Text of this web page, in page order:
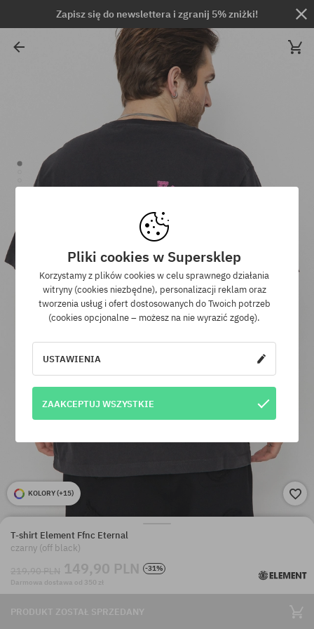
Zapisz się do newslettera i zgranij 5% zniżki!
KOLORY (+15)
T-shirt Element Ffnc Eternal
czarny (off black)
219,90 PLN 149,90 PLN
-31%
Darmowa dostawa od 350 zł
PRODUKT ZOSTAŁ SPRZEDANY
Pliki cookies w Supersklep
Korzystamy z plików cookies w celu sprawnego działania
witryny (cookies niezbędne), personalizacji reklam oraz
tworzenia usług i ofert dostosowanych do Twoich potrzeb
(cookies opcjonalne – możesz na nie wyrazić zgodę).
USTAWIENIA
ZAAKCEPTUJ WSZYSTKIE